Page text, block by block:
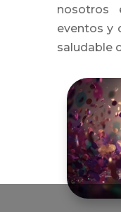
nosotros
eventos y
saludable